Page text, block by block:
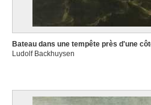
Bateau dans une tempête près d'une
Ludolf Backhuysen